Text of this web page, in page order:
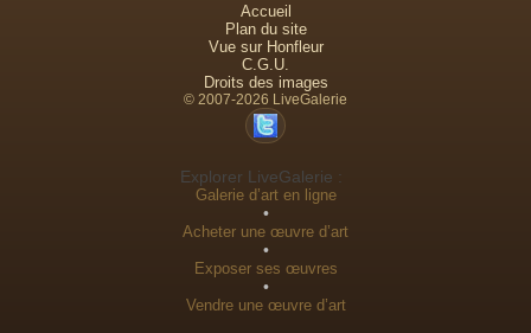
Accueil
Plan du site
Vue sur Honfleur
C.G.U.
Droits des images
© 2007-2026 LiveGalerie
Explorer LiveGalerie :
Galerie d’art en ligne
•
Acheter une œuvre d’art
•
Exposer ses œuvres
•
Vendre une œuvre d’art